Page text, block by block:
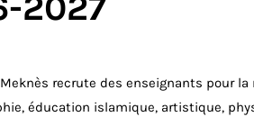
recrute des enseignants pour
éducation islamique, artistique,